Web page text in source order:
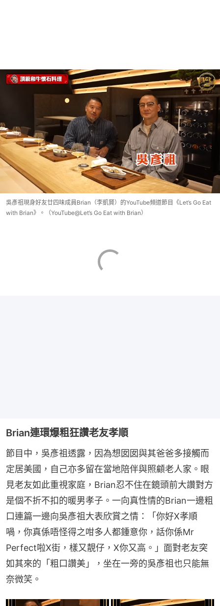
吳彥祖現身好友廿四味成員Brian（李凱賢）的YouTube頻道節目《Let’s Go Eat
with Brian》。（YouTube@Let’s Go Eat with Brian）
Brian連環爆粗狂讚老友孝順
節目中，吳彥祖透露，因為想囡囡與其爸爸多接觸而
定居美國，自己亦多留在當地陪伴與照顧老人家。眼
見老友如此重視家庭，Brian忍不住在鏡頭前大讚對方
是個不折不扣的暖男孝子。一向真性情的Brian一邊粗
口連篇一邊向吳彥祖大表欣賞之情：「你好X孝順
喎，你真係唔怪得之咁多人都鍾意你，話你係Mr
Perfect啦X街，樣又靚仔，X你又高。」面對老友突
如其來的「粗口讚美」，坐在一旁的吳彥祖也只能無
奈微笑。